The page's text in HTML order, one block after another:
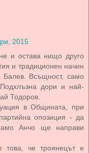
2015
и остава нищо друго
и традиционен начин
Балев. Всъщност, само
дори и най-
Тодоров.
в Общината, при
опозиция - да
Анчо ще направи
това, че троянецът е